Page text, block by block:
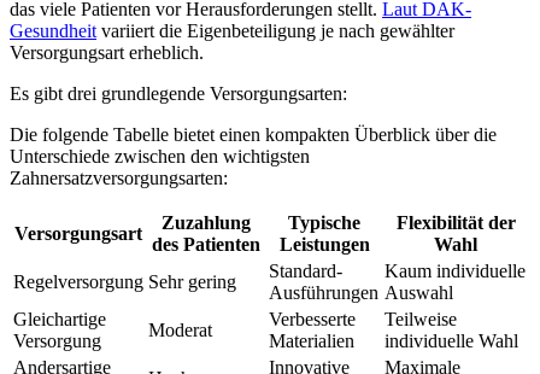
das viele Patienten vor Herausforderungen stellt. Laut DAK-
Gesundheit variiert die Eigenbeteiligung je nach gewählter
Versorgungsart erheblich.
Es gibt drei grundlegende Versorgungsarten:
Die folgende Tabelle bietet einen kompakten Überblick über die
Unterschiede zwischen den wichtigsten
Zahnersatzversorgungsarten:
Versorgungsart
Zuzahlung
des Patienten
Typische
Leistungen
Flexibilität der
Wahl
Regelversorgung Sehr gering
Standard-
Ausführungen
Kaum individuelle
Auswahl
Gleichartige
Versorgung
Moderat
Verbesserte
Materialien
Teilweise
individuelle Wahl
Andersartige
Innovative
Maximale